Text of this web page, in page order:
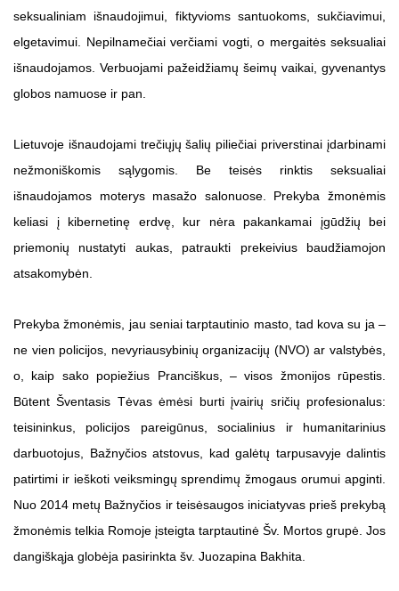
seksualiniam išnaudojimui, fiktyvioms santuokoms, sukčiavimui,
elgetavimui. Nepilnamečiai verčiami vogti, o mergaitės seksualiai
išnaudojamos. Verbuojami pažeidžiamų šeimų vaikai, gyvenantys
globos namuose ir pan.
Lietuvoje išnaudojami trečiųjų šalių piliečiai priverstinai įdarbinami
nežmoniškomis sąlygomis. Be teisės rinktis seksualiai
išnaudojamos moterys masažo salonuose. Prekyba žmonėmis
keliasi į kibernetinę erdvę, kur nėra pakankamai įgūdžių bei
priemonių nustatyti aukas, patraukti prekeivius baudžiamojon
atsakomybėn.
Prekyba žmonėmis, jau seniai tarptautinio masto, tad kova su ja –
ne vien policijos, nevyriausybinių organizacijų (NVO) ar valstybės,
o, kaip sako popiežius Pranciškus, – visos žmonijos rūpestis.
Būtent Šventasis Tėvas ėmėsi burti įvairių sričių profesionalus:
teisininkus, policijos pareigūnus, socialinius ir humanitarinius
darbuotojus, Bažnyčios atstovus, kad galėtų tarpusavyje dalintis
patirtimi ir ieškoti veiksmingų sprendimų žmogaus orumui apginti.
Nuo 2014 metų Bažnyčios ir teisėsaugos iniciatyvas prieš prekybą
žmonėmis telkia Romoje įsteigta tarptautinė Šv. Mortos grupė. Jos
dangiškąja globėja pasirinkta šv. Juozapina Bakhita.